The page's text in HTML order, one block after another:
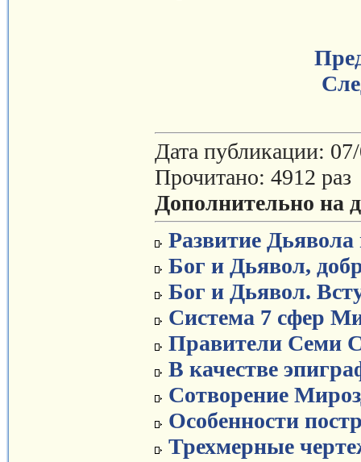
Дата публикации:
Прочитано: 4912 раз
Дополнительно на
Развитие
Бог и Дьявол,
Бог и Дьявол.
Система 7 сфер
Правители Семи
В качестве
Сотворение
Особенности
Трехмерные